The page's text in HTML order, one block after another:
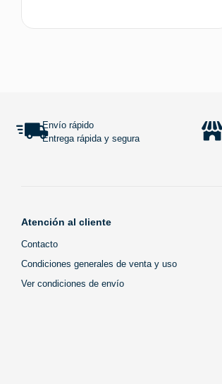
Envío rápido
Entrega rápida y segura
Atención al cliente
Contacto
Condiciones generales de venta y uso
Ver condiciones de envío